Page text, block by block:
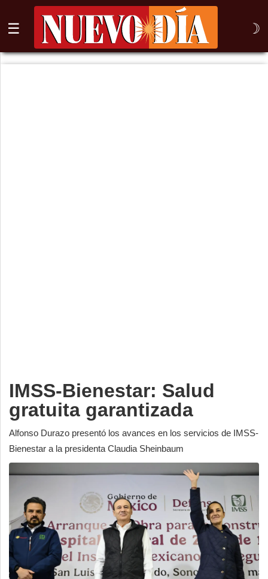
☰ ☽
⌕
IMSS-Bienestar: Salud
gratuita garantizada
Alfonso Durazo presentó los avances en los servicios de IMSS-
Bienestar a la presidenta Claudia Sheinbaum